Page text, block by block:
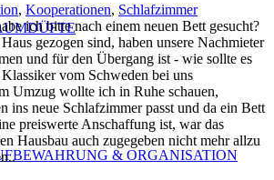
& ORGANISATION
, Kooperationen, Schlafzimmer
ich bitte nach einem neuen Bett gesucht?
gezogen sind, haben unsere Nachmieter
und für den Übergang ist - wie sollte es
vom Schweden bei uns
Umzug wollte ich in Ruhe schauen,
ins neue Schlafzimmer passt und da ein Bett
preiswerte Anschaffung ist, war das
Hausbau auch zugegeben nicht mehr allzu